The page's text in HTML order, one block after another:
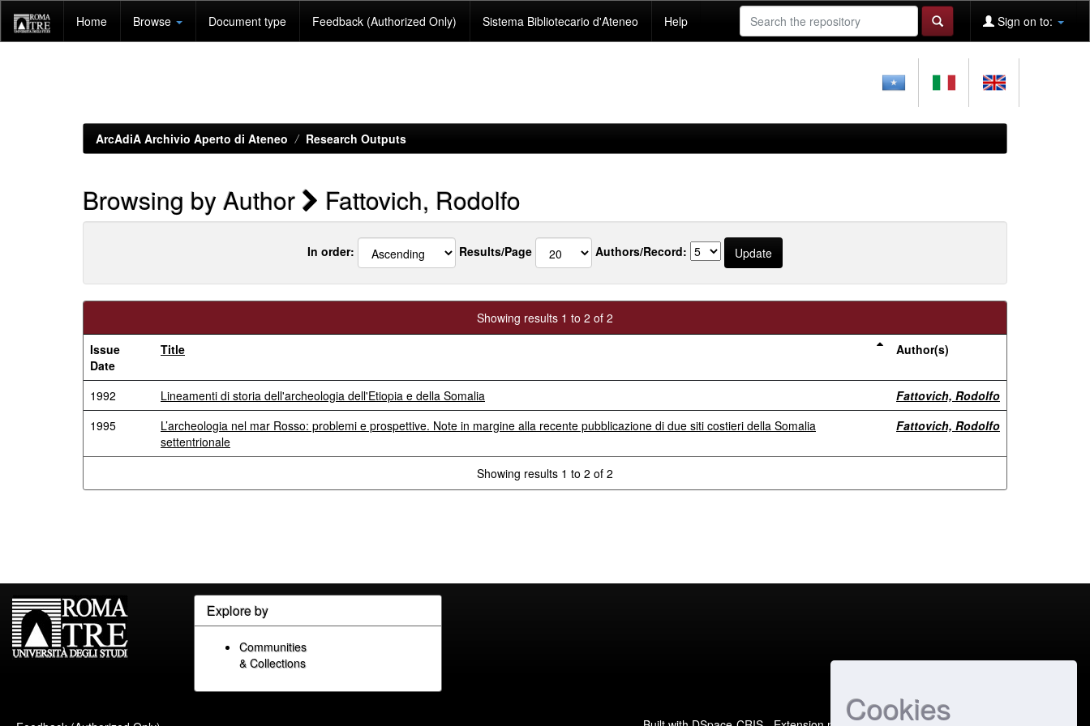
Cookies
navigation
Home Browse Document type Feedback (Authorized Only) Sistema Bibliotecario d'Ateneo Help Sign on to:
ArcAdiA Archivio Aperto di Ateneo Research Outputs
Browsing by Author Fattovich, Rodolfo
In order: Results/Page Authors/Record:
Showing results 1 to 2 of 2
Issue
Date
Title Author(s)
1992 Lineamenti di storia dell'archeologia dell'Etiopia e della Somalia
Fattovich, Rodolfo
1995
L’archeologia nel mar Rosso: problemi e prospettive. Note in margine alla recente pubblicazione di due siti costieri della Somalia
settentrionale
Fattovich, Rodolfo
Showing results 1 to 2 of 2
Explore by
Communities
& Collections